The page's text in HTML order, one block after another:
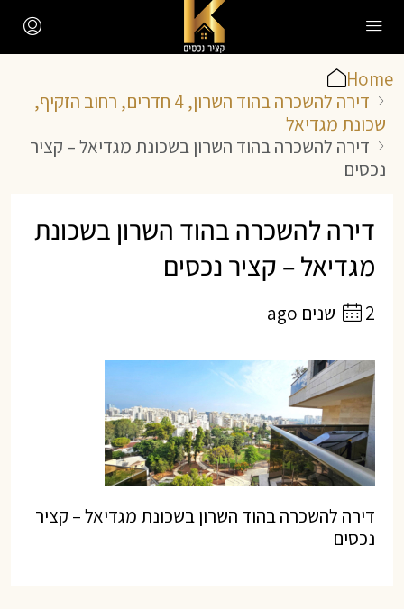
Home
דירה להשכרה בהוד השרון, 4 חדרים, רחוב הזקיף,
שכונת מגדיאל
דירה להשכרה בהוד השרון בשכונת מגדיאל – קציר
נכסים
דירה להשכרה בהוד השרון בשכונת
מגדיאל – קציר נכסים
2 שנים ago
דירה להשכרה בהוד השרון בשכונת מגדיאל – קציר
נכסים